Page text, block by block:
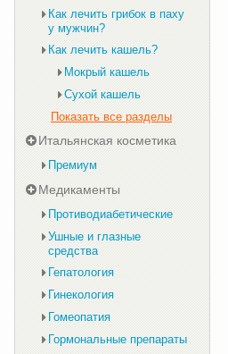
Как лечить грибок в паху
у мужчин?
Как лечить кашель?
Мокрый кашель
Сухой кашель
Показать все разделы
Итальянская косметика
Премиум
Медикаменты
Противодиабетические
Ушные и глазные
средства
Гепатология
Гинекология
Гомеопатия
Гормональные препараты